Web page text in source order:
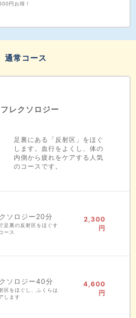
円お得！
通常コース
フレクソロジー
足裏にある「反射区」をほぐ
します。血行をよくし、体の
内側から疲れをケアする人気
のコースです。
ソロジー20分
2,300
円
足裏の反射区をほぐす
ース
ソロジー40分
4,600
円
区をほぐし、ふくらは
します